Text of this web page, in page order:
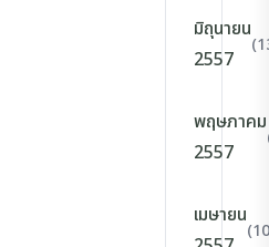
มิถุนายน
2557
พฤษภาคม
2557
เมษายน